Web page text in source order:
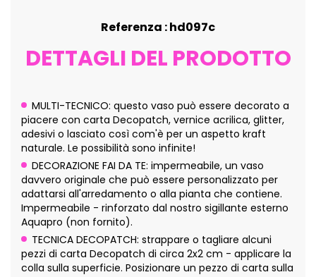
Referenza : hd097c
DETTAGLI DEL PRODOTTO
MULTI-TECNICO: questo vaso può essere decorato a
piacere con carta Decopatch, vernice acrilica, glitter,
adesivi o lasciato così com'è per un aspetto kraft
naturale. Le possibilità sono infinite!
DECORAZIONE FAI DA TE: impermeabile, un vaso
davvero originale che può essere personalizzato per
adattarsi all'arredamento o alla pianta che contiene.
Impermeabile - rinforzato dal nostro sigillante esterno
Aquapro (non fornito).
TECNICA DECOPATCH: strappare o tagliare alcuni
pezzi di carta Decopatch di circa 2x2 cm - applicare la
colla sulla superficie. Posizionare un pezzo di carta sulla